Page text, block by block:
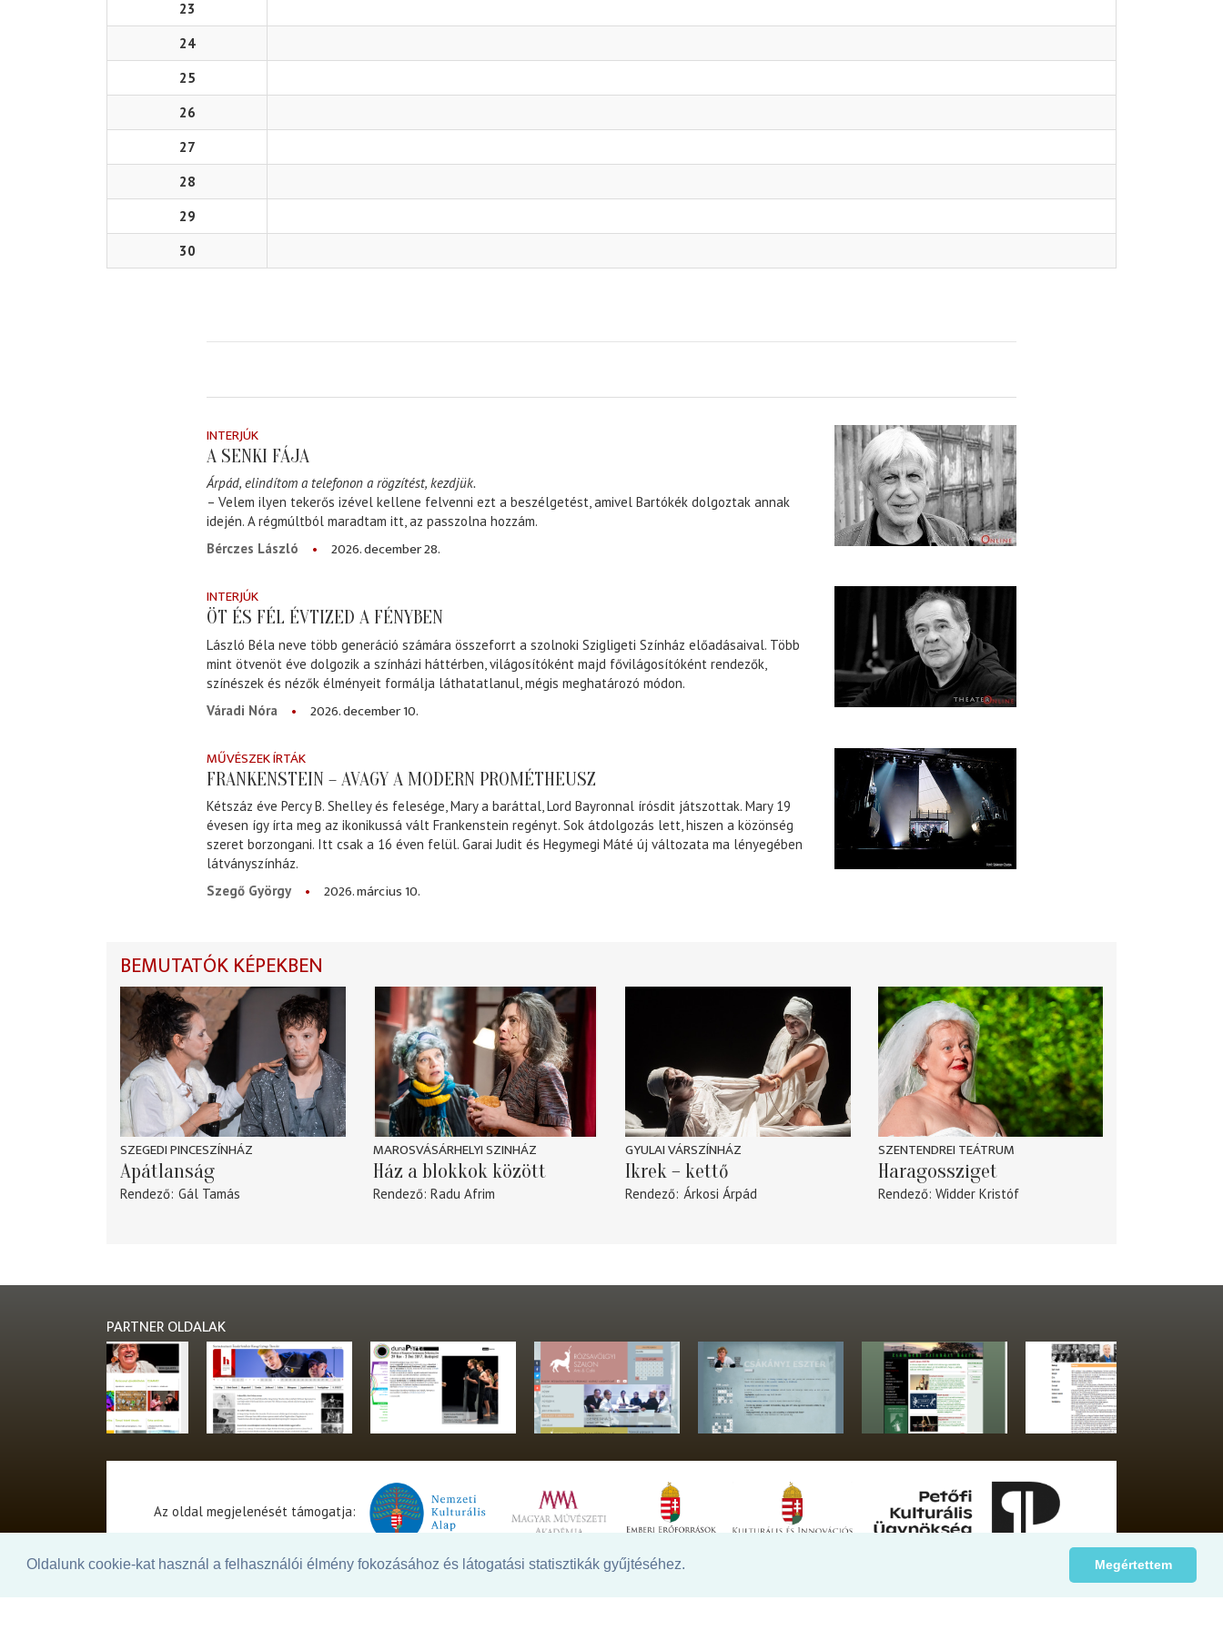
Oldalunk cookie-kat használ a felhasználói élmény fokozásához és látogatási statisztikák gyűjtéséhez. Megértettem
23
24
25
26
27
28
29
30
INTERJÚK
A SENKI FÁJA
Árpád, elindítom a telefonon a rögzítést, kezdjük.
– Velem ilyen tekerős izével kellene felvenni ezt a beszélgetést, amivel Bartókék dolgoztak annak
idején. A régmúltból maradtam itt, az passzolna hozzám.
Bérczes László
2026. december 28.
INTERJÚK
ÖT ÉS FÉL ÉVTIZED A FÉNYBEN
László Béla neve több generáció számára összeforrt a szolnoki Szigligeti Színház előadásaival. Több
mint ötvenöt éve dolgozik a színházi háttérben, világosítóként majd fővilágosítóként rendezők,
színészek és nézők élményeit formálja láthatatlanul, mégis meghatározó módon.
Váradi Nóra
2026. december 10.
MŰVÉSZEK ÍRTÁK
FRANKENSTEIN – AVAGY A MODERN PROMÉTHEUSZ
Kétszáz éve Percy B. Shelley és felesége, Mary a baráttal, Lord Bayronnal írósdit játszottak. Mary 19
évesen így írta meg az ikonikussá vált Frankenstein regényt. Sok átdolgozás lett, hiszen a közönség
szeret borzongani. Itt csak a 16 éven felül. Garai Judit és Hegymegi Máté új változata ma lényegében
látványszínház.
Szegő György
2026. március 10.
BEMUTATÓK KÉPEKBEN
SZEGEDI PINCESZÍNHÁZ
Apátlanság
Rendező Gál Tamás
MAROSVÁSÁRHELYI SZINHÁZ
Ház a blokkok között
Rendező Radu Afrim
GYULAI VÁRSZÍNHÁZ
Ikrek – kettő
Rendező Árkosi Árpád
SZENTENDREI TEÁTRUM
Haragossziget
Rendező Widder Kristóf
PARTNER OLDALAK
Az oldal megjelenését támogatja: